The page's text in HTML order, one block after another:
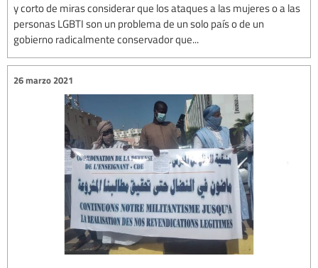
y corto de miras considerar que los ataques a las mujeres o a las
personas LGBTI son un problema de un solo país o de un
gobierno radicalmente conservador que...
26 marzo 2021